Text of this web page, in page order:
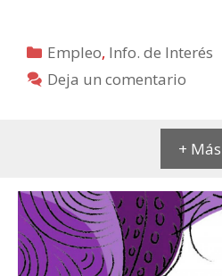
Categorías
Empleo, Info. de Interés
Deja un comentario
+ Más